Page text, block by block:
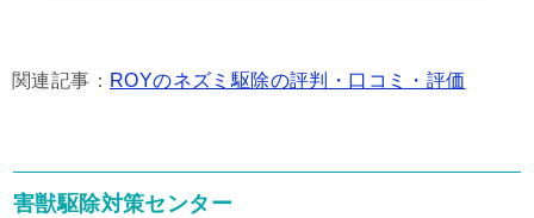
関連記事： ROYのネズミ駆除の評判・口コミ・評価
害獣駆除対策センター